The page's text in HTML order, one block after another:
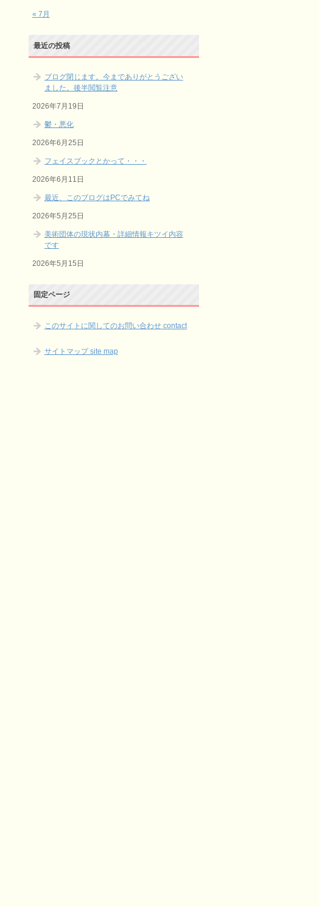
« 7月
最近の投稿
ブログ閉じます。今までありがとうござい
ました。後半閲覧注意
2026年7月19日
鬱・悪化
2026年6月25日
フェイスブックとかって・・・
2026年6月11日
最近、このブログはPCでみてね
2026年5月25日
美術団体の現状内幕・詳細情報キツイ内容
です
2026年5月15日
固定ページ
このサイトに関してのお問い合わせ contact
サイトマップ site map